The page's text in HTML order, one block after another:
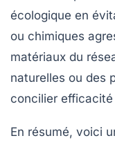
écologique en
ou chimiques
matériaux du
naturelles ou des
concilier efficacité
En résumé, voici